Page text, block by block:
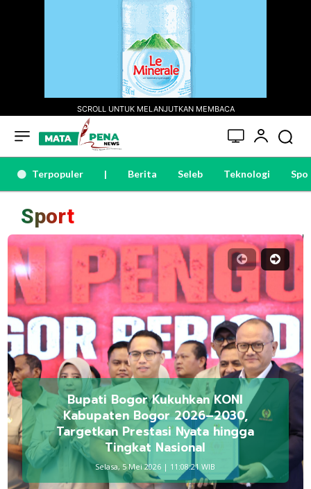
SCROLL UNTUK MELANJUTKAN MEMBACA
Terpopuler | Berita Seleb Teknologi
Sport
Bupati Bogor Kukuhkan KONI
Kabupaten Bogor 2026–2030,
Targetkan Prestasi Nyata hingga
Tingkat Nasional
Selasa, 5 Mei 2026 | 11:08:21 WIB